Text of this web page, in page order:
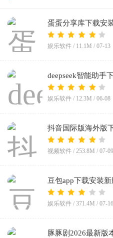
蛋蛋分享库下载安
娱乐软件 / 11.1M / 07-13
deepseek智能助手
娱乐软件 / 12.3M / 06-08
抖音国际版海外版
视频软件 / 253.8M / 07-09
豆包app下载安装
娱乐软件 / 371.4M / 07-16
豚豚剧2026最新版